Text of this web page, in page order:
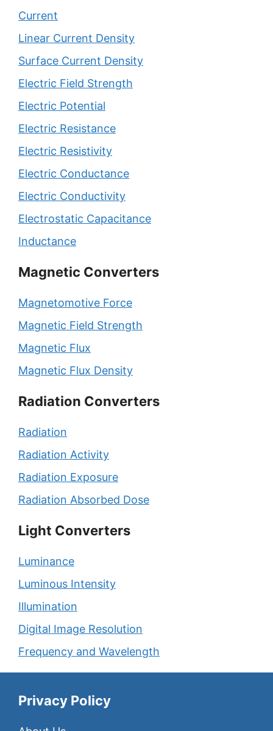
Current
Linear Current Density
Surface Current Density
Electric Field Strength
Electric Potential
Electric Resistance
Electric Resistivity
Electric Conductance
Electric Conductivity
Electrostatic Capacitance
Inductance
Magnetic Converters
Magnetomotive Force
Magnetic Field Strength
Magnetic Flux
Magnetic Flux Density
Radiation Converters
Radiation
Radiation Activity
Radiation Exposure
Radiation Absorbed Dose
Light Converters
Luminance
Luminous Intensity
Illumination
Digital Image Resolution
Frequency and Wavelength
Privacy Policy